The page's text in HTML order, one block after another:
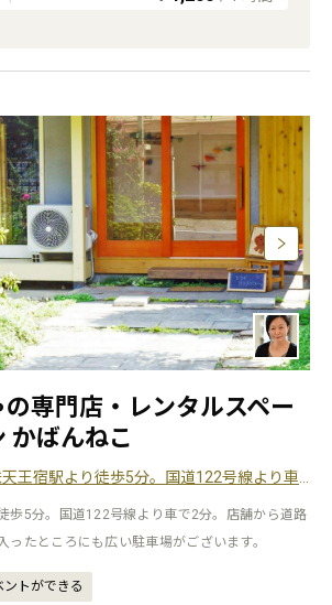
専門店・レンタルスペー
かばんねこ
5分。国道122号線より車で2分。店舗から道路の向かい海の絵の壁を入ったところにも広い駐車場がございます。
歩5分。国道122号線より車で2分。店舗から道路
ったところにも広い駐車場がございます。
ントができる